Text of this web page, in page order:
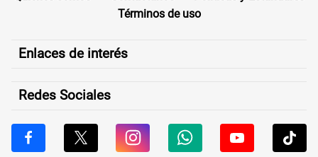
Términos de uso
Enlaces de interés
Redes Sociales